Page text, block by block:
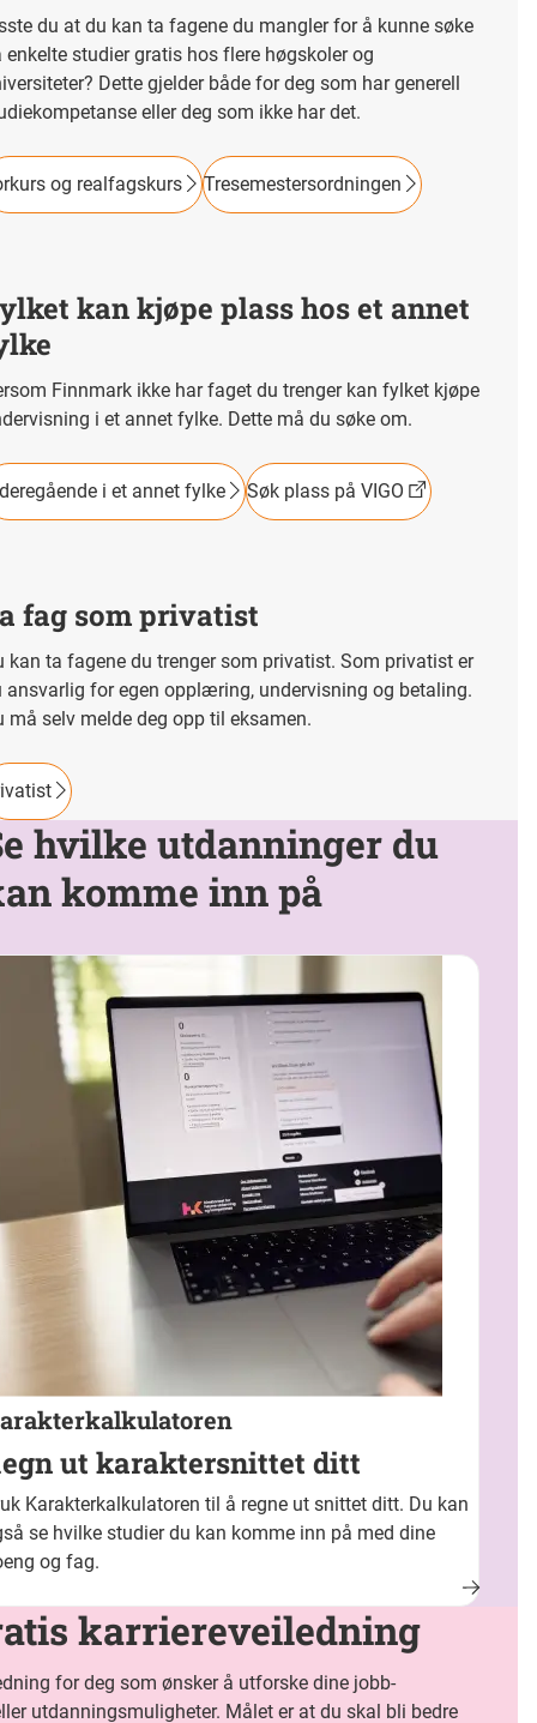
du at du kan ta fagene du mangler for å kunne søke
enkelte studier gratis hos flere høgskoler og
Dette gjelder både for deg som har generell
eller deg som ikke har det.
og realfagskurs Tresemestersordningen
kan kjøpe plass hos et annet
Finnmark ikke har faget du trenger kan fylket kjøpe
i et annet fylke. Dette må du søke om.
i et annet fylke Søk plass på VIGO
fag som privatist
kan ta fagene du trenger som privatist. Som privatist er
ansvarlig for egen opplæring, undervisning og betaling.
må selv melde deg opp til eksamen.
hvilke utdanninger du
komme inn på
ut karaktersnittet ditt
Karakterkalkulatoren til å regne ut snittet ditt. Du kan
se hvilke studier du kan komme inn på med dine
og fag.
karriereveiledning
for deg som ønsker å utforske dine jobb-
utdanningsmuligheter. Målet er at du skal bli bedre